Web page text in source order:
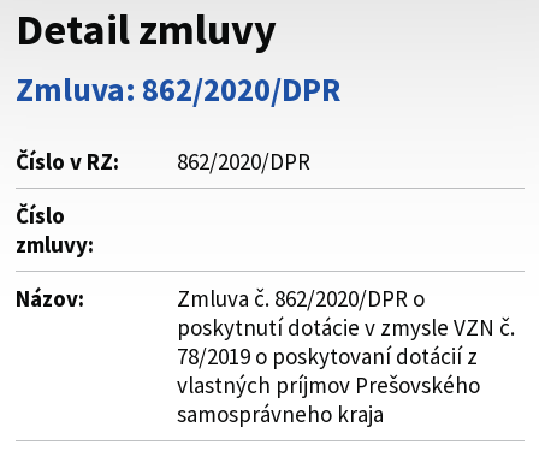
Buďte pozorní a vždy sa uistite, že zdieľate informácie iba
cez zabezpečenú webovú stránku. Zabezpečená stránka
vždy začína https:// pred názvom domény webového sídla.
Detail zmluvy
Zmluva: 862/2020/DPR
Číslo v RZ:
862/2020/DPR
Číslo
zmluvy:
Názov:
Zmluva č. 862/2020/DPR o
poskytnutí dotácie v zmysle VZN č.
78/2019 o poskytovaní dotácií z
vlastných príjmov Prešovského
samosprávneho kraja